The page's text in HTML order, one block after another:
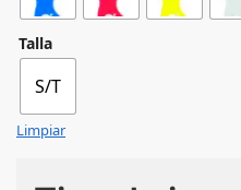
Talla
S/T
Limpiar